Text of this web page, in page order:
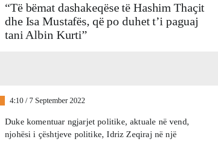
“Të bëmat dashakeqëse të Hashim Thaҫit
dhe Isa Mustafës, që po duhet t’i paguaj
tani Albin Kurti”
4:10 / 7 September 2022
Duke komentuar ngjarjet politike, aktuale në vend,
njohësi i ҫështjeve politike, Idriz Zeqiraj në një